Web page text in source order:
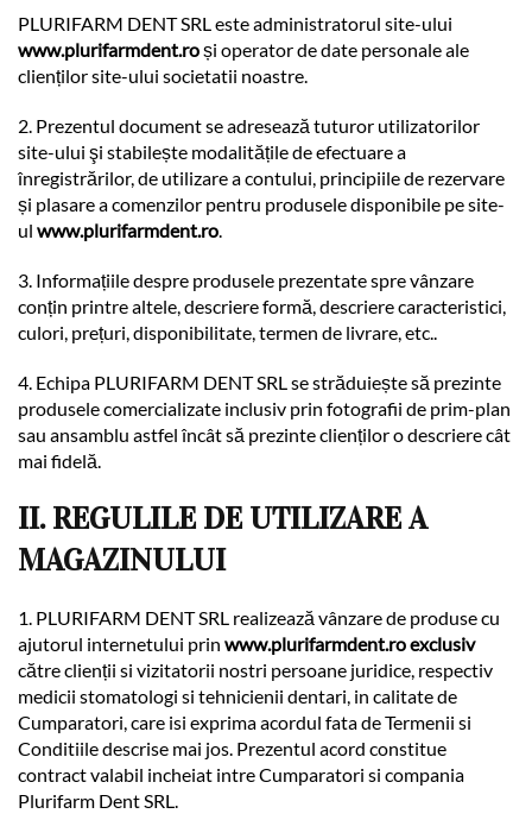
PLURIFARM DENT SRL este administratorul site-ului
www.plurifarmdent.roși operator de date personale ale
clienților site-ului societatii noastre.
2. Prezentul document se adresează tuturor utilizatorilor
site-ului şi stabilește modalitățile de efectuare a
înregistrărilor, de utilizare a contului, principiile de rezervare
și plasare a comenzilor pentru produsele disponibile pe site-
ul www.plurifarmdent.ro.
3. Informațiile despre produsele prezentate spre vânzare
conțin printre altele, descriere formă, descriere caracteristici,
culori, prețuri, disponibilitate, termen de livrare, etc..
4. Echipa PLURIFARM DENT SRL se străduiește să prezinte
produsele comercializate inclusiv prin fotografii de prim-plan
sau ansamblu astfel încât să prezinte clienților o descriere cât
mai fidelă.
II. REGULILE DE UTILIZARE A
MAGAZINULUI
1. PLURIFARM DENT SRL realizează vânzare de produse cu
ajutorul internetului prin www.plurifarmdent.roexclusiv
către clienții si vizitatorii nostri persoane juridice, respectiv
medicii stomatologi si tehnicienii dentari, in calitate de
Cumparatori, care isi exprima acordul fata de Termenii si
Conditiile descrise mai jos. Prezentul acord constitue
contract valabil incheiat intre Cumparatori si compania
Plurifarm Dent SRL.